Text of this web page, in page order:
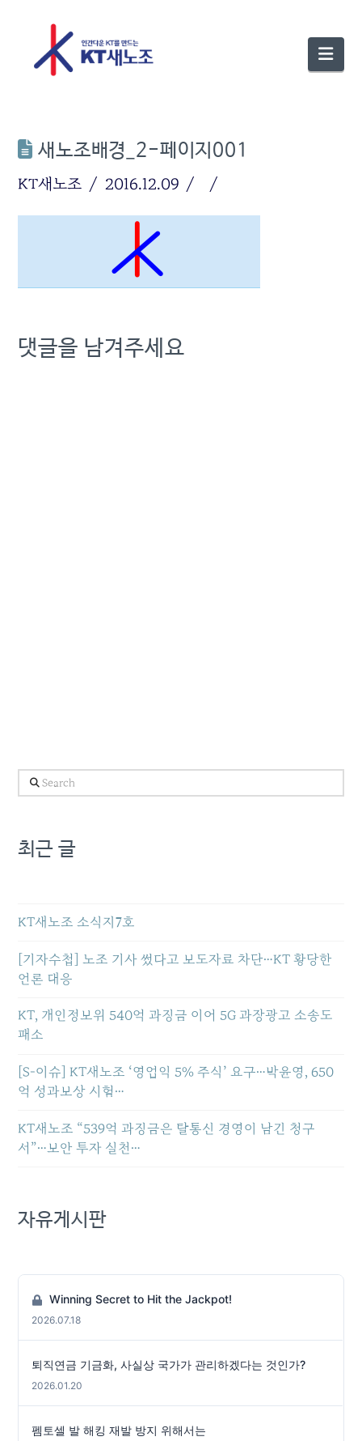
새노조배경_2-페이지001
KT새노조 2016.12.09
댓글을 남겨주세요
Search
최근 글
KT새노조 소식지7호
[기자수첩] 노조 기사 썼다고 보도자료 차단…KT 황당한
언론 대응
KT, 개인정보위 540억 과징금 이어 5G 과장광고 소송도
패소
[S-이슈] KT새노조 ‘영업익 5% 주식’ 요구…박윤영, 650
억 성과보상 시험…
KT새노조 “539억 과징금은 탈통신 경영이 남긴 청구
서”…보안 투자 실천…
자유게시판
Winning Secret to Hit the Jackpot!
2026.07.18
퇴직연금 기금화, 사실상 국가가 관리하겠다는 것인가?
2026.01.20
펨토셀 발 해킹 재발 방지 위해서는